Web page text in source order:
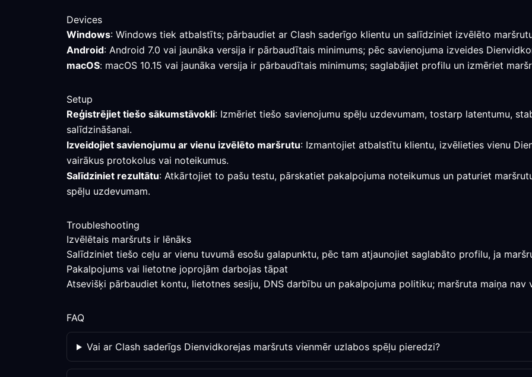
Devices
Windows: Windows tiek atbalstīts; pārbaudiet ar Clash saderīgo klientu un salīdziniet izvēlēto
Android: Android 7.0 vai jaunāka versija ir pārbaudītais minimums; pēc savienojuma izveides
macOS: macOS 10.15 vai jaunāka versija ir pārbaudītais minimums; saglabājiet profilu un izmēriet
Setup
Reģistrējiet tiešo sākumstāvokli: Izmēriet tiešo savienojumu spēļu uzdevumam, tostarp latentumu,
salīdzināšanai.
Izveidojiet savienojumu ar vienu izvēlēto maršrutu: Izmantojiet atbalstītu klientu, izvēlieties vienu
vairākus protokolus vai noteikumus.
Salīdziniet rezultātu: Atkārtojiet to pašu testu, pārskatiet pakalpojuma noteikumus un paturiet
spēļu uzdevumam.
Troubleshooting
Izvēlētais maršruts ir lēnāks
Salīdziniet tiešo ceļu ar vienu tuvumā esošu galapunktu, pēc tam atjaunojiet saglabāto profilu, ja
Pakalpojums vai lietotne joprojām darbojas tāpat
Atsevišķi pārbaudiet kontu, lietotnes sesiju, DNS darbību un pakalpojuma politiku; maršruta maiņa nav
FAQ
Vai ar Clash saderīgs Dienvidkorejas maršruts vienmēr uzlabos spēļu pieredzi?